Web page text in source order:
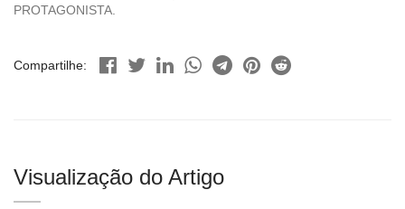
PROTAGONISTA.
Compartilhe:
Visualização do Artigo